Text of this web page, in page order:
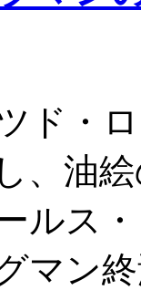
ド・
、油
ルス
マン